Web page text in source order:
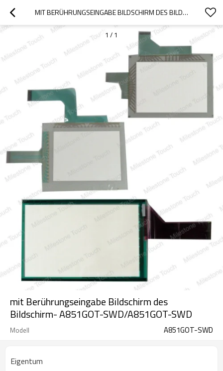
MIT BERÜHRUNGSEINGABE BILDSCHIRM DES BILDSCHIRM- A851GOT-SWD/A851GOT-SWD
1 / 1
mit Berührungseingabe Bildschirm des
Bildschirm- A851GOT-SWD/A851GOT-SWD
Modell A851GOT-SWD
Eigentum